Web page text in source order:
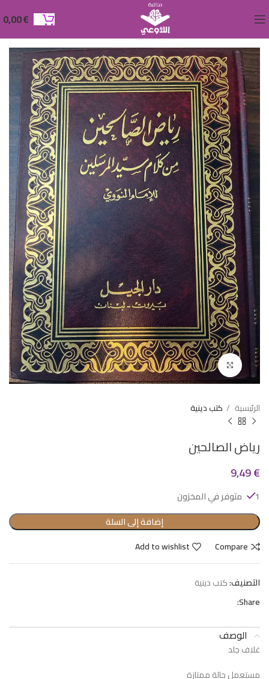
0,00€
Click to enlarge
الرئيسية كتب دينية
رياض الصالحين
9,49€
1 متوفر في المخزون
إضافة إلى السلة
Compare
Add to wishlist
التصنيف:كتب دينية
Share:
الوصف
غلاف جلد
مستعمل حالة ممتازة